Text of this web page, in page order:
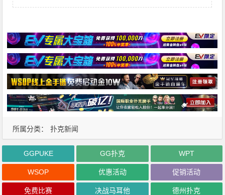
所属分类： 扑克新闻
GGPUKE GG扑克 WPT
WSOP 优惠活动 促销活动
免费比赛 决战马耳他 德州扑克